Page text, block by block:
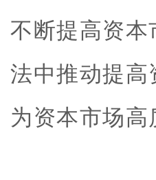
不断提高资
法中推动提
为资本市场